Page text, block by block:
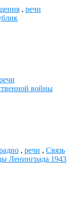
, речи
войны
, речи , Связь
Ленинграда 1943